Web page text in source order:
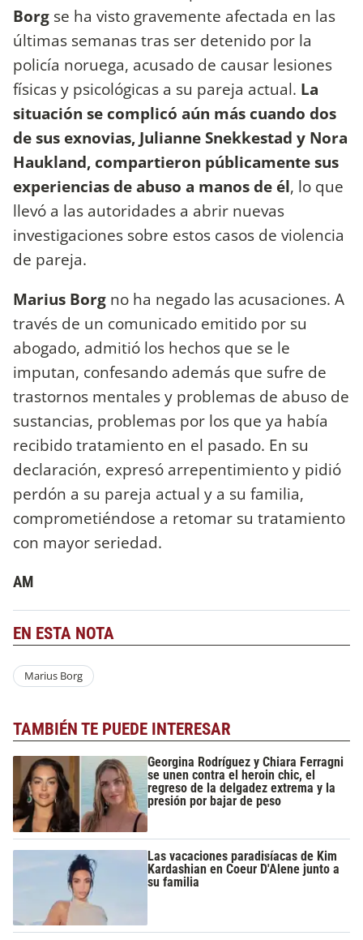
Borg se ha visto gravemente afectada en las
últimas semanas tras ser detenido por la
policía noruega, acusado de causar lesiones
físicas y psicológicas a su pareja actual. La
situación se complicó aún más cuando dos
de sus exnovias, Julianne Snekkestad y Nora
Haukland, compartieron públicamente sus
experiencias de abuso a manos de él, lo que
llevó a las autoridades a abrir nuevas
investigaciones sobre estos casos de violencia
de pareja.
Marius Borg no ha negado las acusaciones. A
través de un comunicado emitido por su
abogado, admitió los hechos que se le
imputan, confesando además que sufre de
trastornos mentales y problemas de abuso de
sustancias, problemas por los que ya había
recibido tratamiento en el pasado. En su
declaración, expresó arrepentimiento y pidió
perdón a su pareja actual y a su familia,
comprometiéndose a retomar su tratamiento
con mayor seriedad.
AM
EN ESTA NOTA
Marius Borg
TAMBIÉN TE PUEDE INTERESAR
Georgina Rodríguez y Chiara Ferragni
se unen contra el heroin chic, el
regreso de la delgadez extrema y la
presión por bajar de peso
Las vacaciones paradisíacas de Kim
Kardashian en Coeur D'Alene junto a
su familia